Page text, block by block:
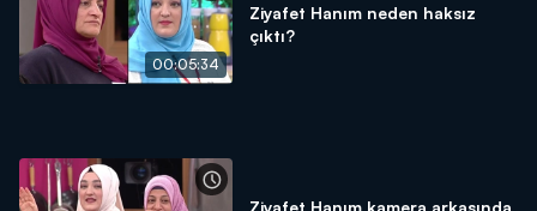
00:05:34
Ziyafet Hanım neden haksız
çıktı?
Ziyafet Hanım kamera arkasında